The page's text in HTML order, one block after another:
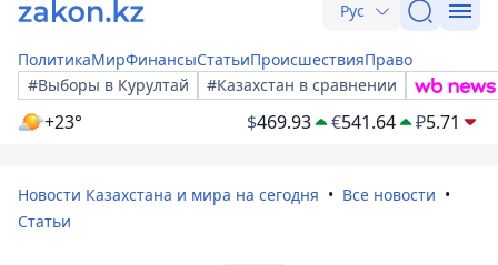
Рус
ПолитикаМирФинансыСтатьиПроисшествияПраво
#Выборы в Курултай
#Казахстан в сравнении
+23° $469.93 €541.64 ₽5.71
Новости Казахстана и мира на сегодня
Все новости
Статьи